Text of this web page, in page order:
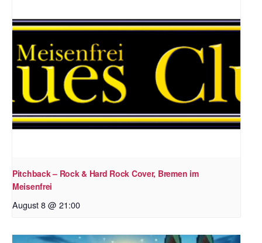
Pitchback – Rock & Hard Rock Cover, Bremen im
Meisenfrei
August 8 @ 21:00